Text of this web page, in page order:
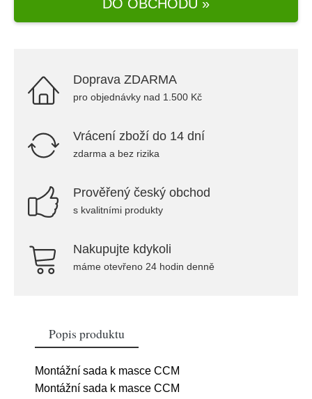
DO OBCHODU »
Doprava ZDARMA
pro objednávky nad 1.500 Kč
Vrácení zboží do 14 dní
zdarma a bez rizika
Prověřený český obchod
s kvalitními produkty
Nakupujte kdykoli
máme otevřeno 24 hodin denně
Popis produktu
Montážní sada k masce CCM
Montážní sada k masce CCM